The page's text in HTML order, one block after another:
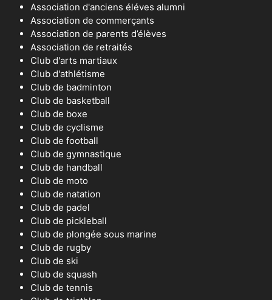
Association d'anciens éléves alumni
Association de commerçants
Association de parents d’élèves
Association de retraités
Club d'arts martiaux
Club d'athlétisme
Club de badminton
Club de basketball
Club de boxe
Club de cyclisme
Club de football
Club de gymnastique
Club de handball
Club de moto
Club de natation
Club de padel
Club de pickleball
Club de plongée sous marine
Club de rugby
Club de ski
Club de squash
Club de tennis